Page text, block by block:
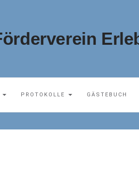
PROTOKOLLE GÄSTEBUCH